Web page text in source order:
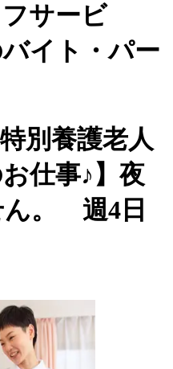
サービ
バイト・パー
別養護老人
仕事♪】夜
ん。 週4日